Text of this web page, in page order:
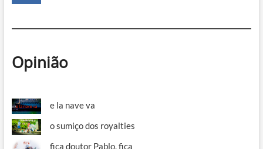
Opinião
e la nave va
o sumiço dos royalties
fica doutor Pablo, fica